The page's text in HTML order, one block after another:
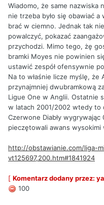
Wiadomo, że same nazwiska
nie trzeba było się obawiać
brać w ciemno. Jednak tak
powalczyć, pokazać
przychodzi. Mimo tego, żę
bramki Moyes nie powinien
ustawić zespół ofensywnie
Na to właśnie licze myślę,
przynajmniej dwubramkową
Ligue One w Anglii. Ostatnie
w latach 2001/2002 wtedy to
Czerwone Diabły
pieczętowali awans wysokimi
http://obstawianie.com/liga-
vt125697,200.htm#1841924
[ Komentarz dodany przez:
100